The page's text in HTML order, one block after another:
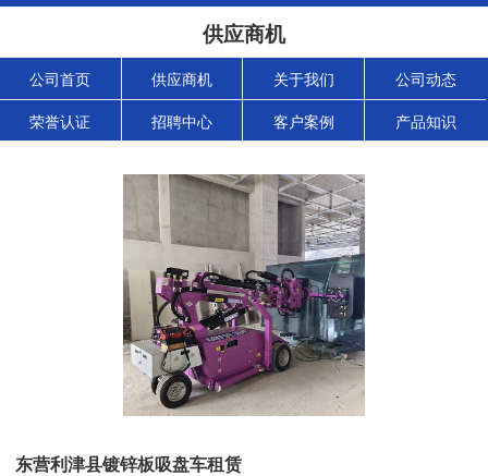
供应商机
公司首页 供应商机 关于我们 公司动态
荣誉认证 招聘中心 客户案例 产品知识
东营利津县镀锌板吸盘车租赁